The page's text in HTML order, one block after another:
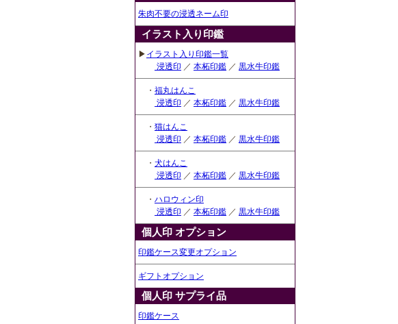
朱肉不要の浸透ネーム印
イラスト入り印鑑
▶ イラスト入り印鑑一覧
浸透印 ／ 本柘印鑑 ／ 黒水牛印鑑
・ 福丸はんこ
浸透印 ／ 本柘印鑑 ／ 黒水牛印鑑
・ 猫はんこ
浸透印 ／ 本柘印鑑 ／ 黒水牛印鑑
・ 犬はんこ
浸透印 ／ 本柘印鑑 ／ 黒水牛印鑑
・ ハロウィン印
浸透印 ／ 本柘印鑑 ／ 黒水牛印鑑
個人印 オプション
印鑑ケース変更オプション
ギフトオプション
個人印 サプライ品
印鑑ケース